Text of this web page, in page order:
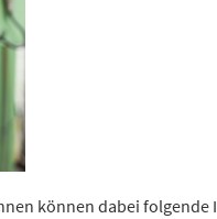
können dabei